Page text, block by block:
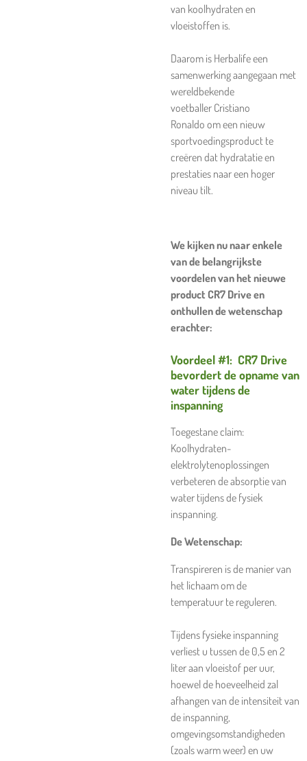
van koolhydraten en
vloeistoffen is.
Daarom is Herbalife een
samenwerking aangegaan met
wereldbekende
voetballer Cristiano
Ronaldo om een nieuw
sportvoedingsproduct te
creëren dat hydratatie en
prestaties naar een hoger
niveau tilt.
We kijken nu naar enkele
van de belangrijkste
voordelen van het nieuwe
product CR7 Drive en
onthullen de wetenschap
erachter:
Voordeel #1: CR7 Drive
bevordert de opname van
water tijdens de
inspanning
Toegestane claim:
Koolhydraten-
elektrolytenoplossingen
verbeteren de absorptie van
water tijdens de fysiek
inspanning.
De Wetenschap:
Transpireren is de manier van
het lichaam om de
temperatuur te reguleren.
Tijdens fysieke inspanning
verliest u tussen de 0,5 en 2
liter aan vloeistof per uur,
hoewel de hoeveelheid zal
afhangen van de intensiteit van
de inspanning,
omgevingsomstandigheden
(zoals warm weer) en uw